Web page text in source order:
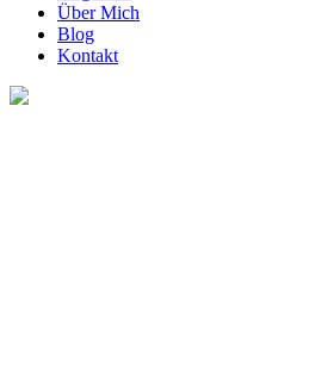
Über Mich
Blog
Kontakt